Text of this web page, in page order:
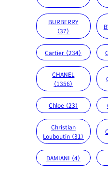
BURBERRY
（37）
Cartier （234）
CHANEL
（1356）
Chloe （23）
Christian
Louboutin （31）
DAMIANI （4）